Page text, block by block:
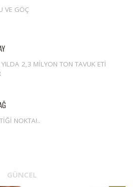
VE GÖÇ
YILDA 2,3 MİLYON TON TAVUK ETİ
NOKTA!..
GÜNCEL